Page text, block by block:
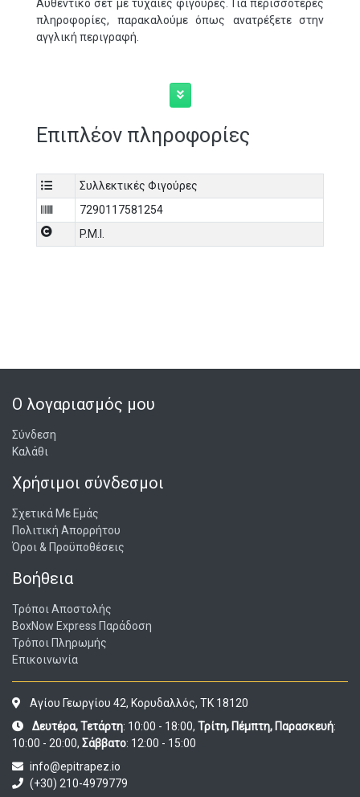
Αυθεντικό σετ με τυχαίες φιγούρες. Για περισσότερες
πληροφορίες, παρακαλούμε όπως ανατρέξετε στην
αγγλική περιγραφή.
Επιπλέον πληροφορίες
Συλλεκτικές Φιγούρες
7290117581254
P.M.I.
Ο λογαριασμός μου
Σύνδεση
Καλάθι
Χρήσιμοι σύνδεσμοι
Σχετικά Με Εμάς
Πολιτική Απορρήτου
Όροι & Προϋποθέσεις
Βοήθεια
Τρόποι Αποστολής
BoxNow Express Παράδοση
Τρόποι Πληρωμής
Επικοινωνία
Αγίου Γεωργίου 42, Κορυδαλλός, ΤΚ 18120
Δευτέρα, Τετάρτη: 10:00 - 18:00, Τρίτη, Πέμπτη, Παρασκευή:
10:00 - 20:00, Σάββατο: 12:00 - 15:00
info@epitrapez.io
(+30) 210-4979779